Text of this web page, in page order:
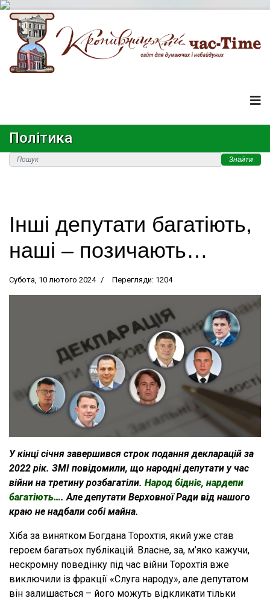
Політика
Знайти
Інші депутати багатіють,
наші – позичають…
Субота, 10 лютого 2024 Перегляди: 1204
У кінці січня завершився строк подання декларацій за
2022 рік. ЗМІ повідомили, що народні депутати у час
війни на третину розбагатіли. Народ бідніє, нардепи
багатіють…. Але депутати Верховної Ради від нашого
краю не надбали собі майна.
Хіба за винятком Богдана Торохтія, який уже став
героєм багатьох публікацій. Власне, за, м’яко кажучи,
нескромну поведінку під час війни Торохтія вже
виключили із фракції «Слуга народу», але депутатом
він залишається – його можуть відкликати тільки